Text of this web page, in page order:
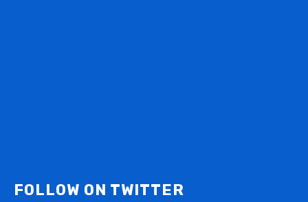
FOLLOW ON TWITTER